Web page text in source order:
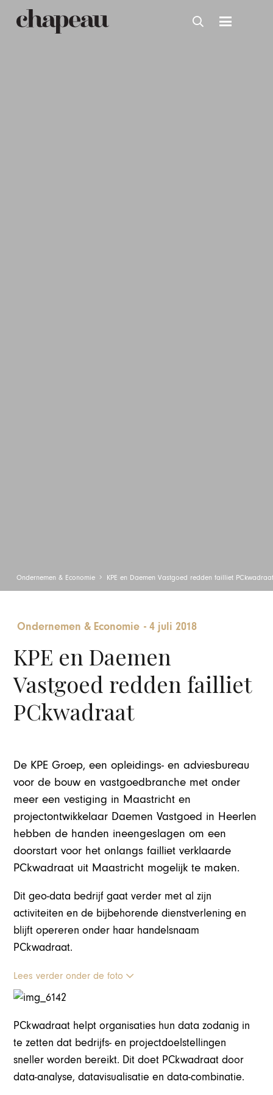
Ondernemen & Economie KPE en Daemen Vastgoed redden failliet
Ondernemen & Economie -4 juli 2018
KPE en Daemen
Vastgoed redden failliet
PCkwadraat
De KPE Groep, een opleidings- en adviesbureau
voor de bouw en vastgoedbranche met onder
meer een vestiging in Maastricht en
projectontwikkelaar Daemen Vastgoed in Heerlen
hebben de handen ineengeslagen om een
doorstart voor het onlangs failliet verklaarde
PCkwadraat uit Maastricht mogelijk te maken.
Dit geo-data bedrijf gaat verder met al zijn
activiteiten en de bijbehorende dienstverlening en
blijft opereren onder haar handelsnaam
PCkwadraat.
Lees verder onder de foto
PCkwadraat helpt organisaties hun data zodanig in
te zetten dat bedrijfs- en projectdoelstellingen
sneller worden bereikt. Dit doet PCkwadraat door
data-analyse, datavisualisatie en data-combinatie.